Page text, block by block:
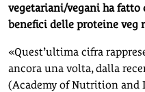
vegetariani/vegani ha fatto
benefici delle proteine veg
«Quest’ultima cifra
ancora una volta, dalla
(Academy of Nutrition and